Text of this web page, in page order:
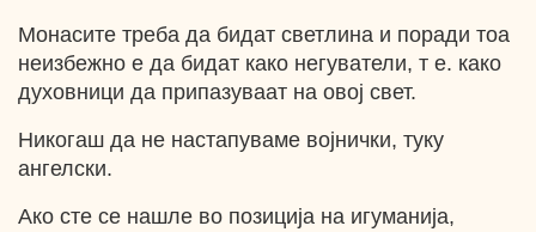
Монасите треба да бидат светлина и поради тоа
неизбежно е да бидат како негуватели, т е. како
духовници да припазуваат на овој свет.
Никогаш да не настапуваме војнички, туку
ангелски.
Ако сте се нашле во позиција на игуманија,